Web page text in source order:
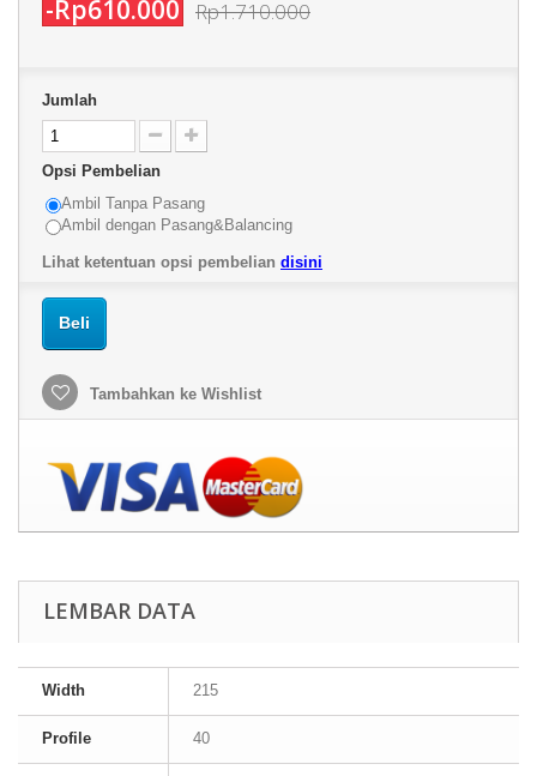
-Rp610.000 Rp1.710.000
Jumlah
Opsi Pembelian
Ambil Tanpa Pasang
Ambil dengan Pasang&Balancing
Lihat ketentuan opsi pembelian disini
Beli
Tambahkan ke Wishlist
LEMBAR DATA
Width 215
Profile 40